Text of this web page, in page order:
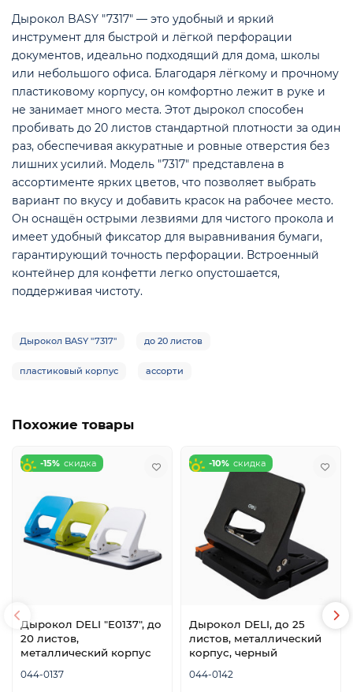
Дырокол BASY "7317" — это удобный и яркий
инструмент для быстрой и лёгкой перфорации
документов, идеально подходящий для дома, школы
или небольшого офиса. Благодаря лёгкому и прочному
пластиковому корпусу, он комфортно лежит в руке и
не занимает много места. Этот дырокол способен
пробивать до 20 листов стандартной плотности за один
раз, обеспечивая аккуратные и ровные отверстия без
лишних усилий. Модель "7317" представлена в
ассортименте ярких цветов, что позволяет выбрать
вариант по вкусу и добавить красок на рабочее место.
Он оснащён острыми лезвиями для чистого прокола и
имеет удобный фиксатор для выравнивания бумаги,
гарантирующий точность перфорации. Встроенный
контейнер для конфетти легко опустошается,
поддерживая чистоту.
Дырокол BASY "7317" до 20 листов
пластиковый корпус ассорти
Похожие товары
-15%
Дырокол DELI "E0137", до
20 листов,
металлический корпус
044-0137
-10%
Дырокол DELI, до 25
листов, металлический
корпус, черный
044-0142